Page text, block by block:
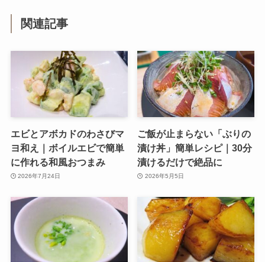
関連記事
エビとアボカドのわさびマ
ヨ和え｜ボイルエビで簡単
に作れる和風おつまみ
2026年7月24日
ご飯が止まらない「ぶりの
漬け丼」簡単レシピ｜30分
漬けるだけで絶品に
2026年5月5日